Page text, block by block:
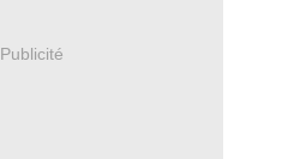
Publicité